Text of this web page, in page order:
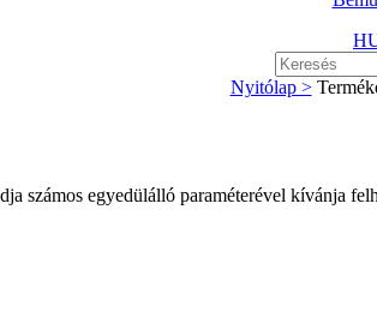
Nyitólap >
számos egyedülálló paraméterével kívánja